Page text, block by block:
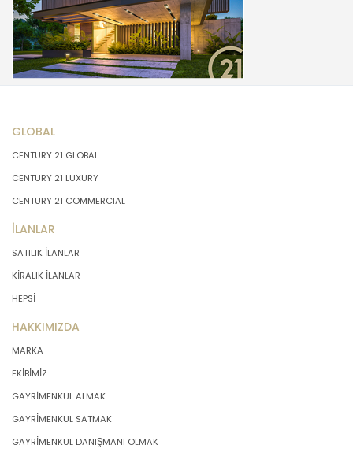
GLOBAL
CENTURY 21 GLOBAL
CENTURY 21 LUXURY
CENTURY 21 COMMERCIAL
İLANLAR
SATILIK İLANLAR
KİRALIK İLANLAR
HEPSİ
HAKKIMIZDA
MARKA
EKİBİMİZ
GAYRİMENKUL ALMAK
GAYRİMENKUL SATMAK
GAYRİMENKUL DANIŞMANI OLMAK